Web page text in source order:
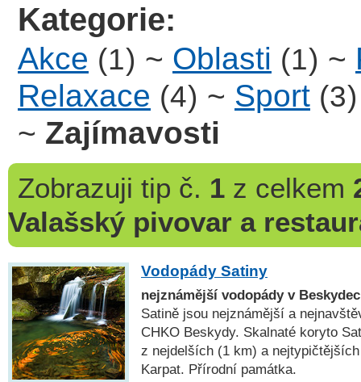
Kategorie:
Akce (1) ~ Oblasti (1) ~
Relaxace (4) ~ Sport (3)
~ Zajímavosti
Zobrazuji tip č. 1z celkem
Valašský pivovar a
Vodopády Satiny
nejznámější vodopády v
Satině jsou nejznámější a
CHKO Beskydy. Skalnaté koryto
z nejdelších (1 km) a
Karpat. Přírodní památka.